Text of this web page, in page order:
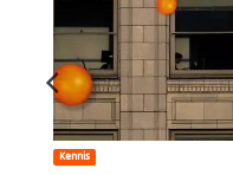
Kennis